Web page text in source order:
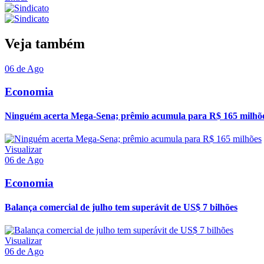
Veja também
06 de Ago
Economia
Ninguém acerta Mega-Sena; prêmio acumula para R$ 165
Visualizar
06 de Ago
Economia
Balança comercial de julho tem superávit de US$ 7 bilhões
Visualizar
06 de Ago